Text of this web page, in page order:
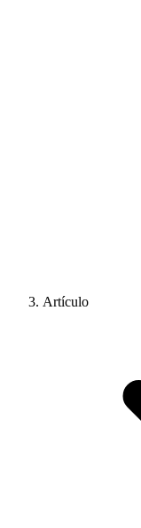
Artículo